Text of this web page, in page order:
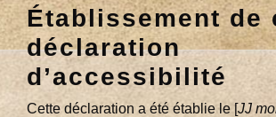
Établissement de
déclaration
d’accessibilité
Cette déclaration a été établie le [JJ